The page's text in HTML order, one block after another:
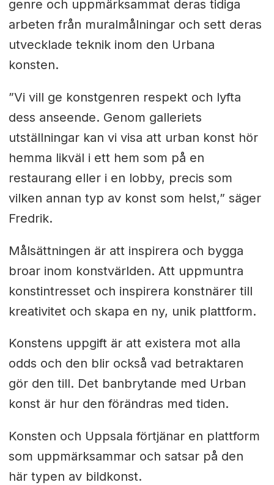
genre och uppmärksammat deras tidiga
arbeten från muralmålningar och sett deras
utvecklade teknik inom den Urbana
konsten.
”Vi vill ge konstgenren respekt och lyfta
dess anseende. Genom galleriets
utställningar kan vi visa att urban konst hör
hemma likväl i ett hem som på en
restaurang eller i en lobby, precis som
vilken annan typ av konst som helst,” säger
Fredrik.
Målsättningen är att inspirera och bygga
broar inom konstvärlden. Att uppmuntra
konstintresset och inspirera konstnärer till
kreativitet och skapa en ny, unik plattform.
Konstens uppgift är att existera mot alla
odds och den blir också vad betraktaren
gör den till. Det banbrytande med Urban
konst är hur den förändras med tiden.
Konsten och Uppsala förtjänar en plattform
som uppmärksammar och satsar på den
här typen av bildkonst.